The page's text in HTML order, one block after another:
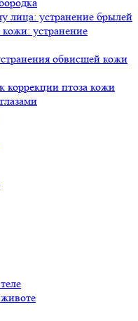
лица: устранение брылей
устранение
обвисшей кожи
птоза кожи